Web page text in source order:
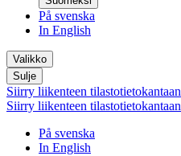
På svenska
In English
Valikko
Sulje
Siirry liikenteen tilastotietokantaan
Siirry liikenteen tilastotietokantaan
På svenska
In English